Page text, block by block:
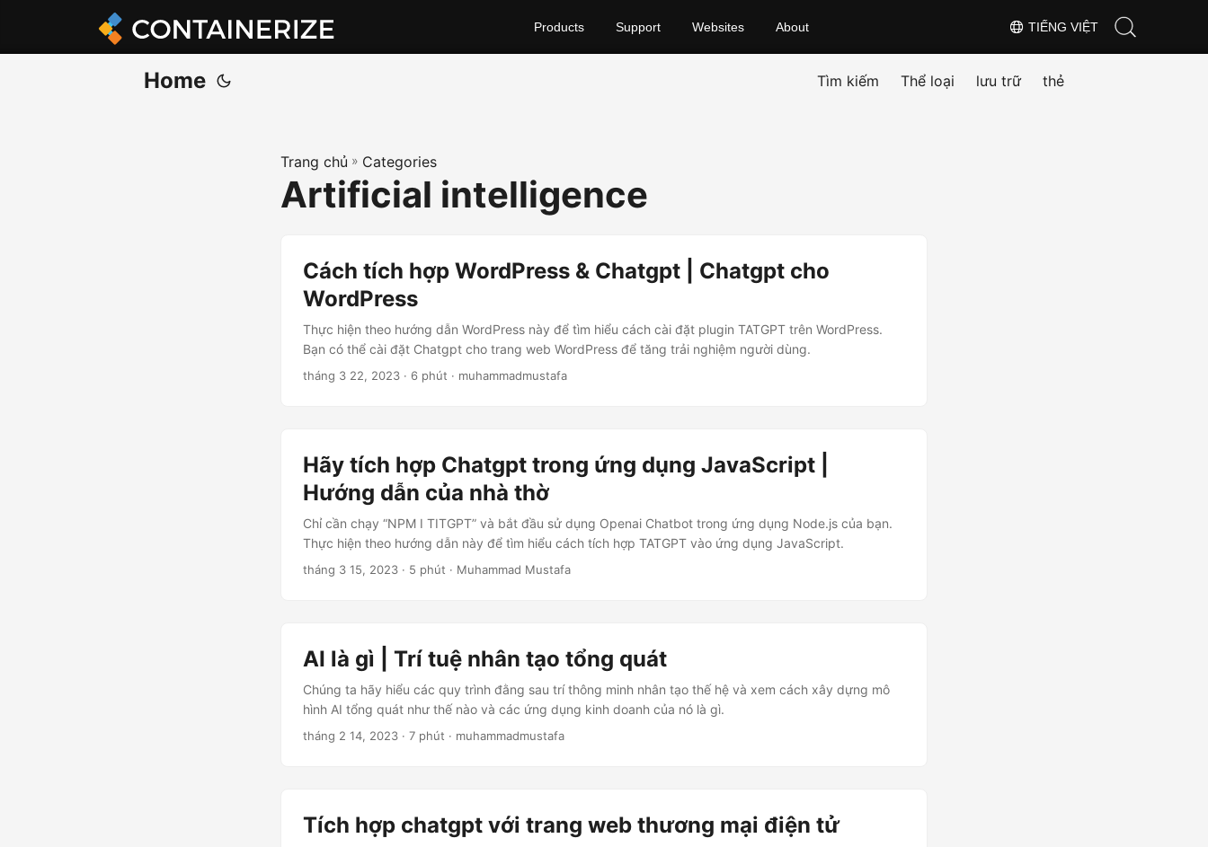
TIẾNG VIỆT
Products Support Websites About
Home Tìm kiếm Thể loại lưu trữ thẻ
Trang chủ » Categories
Artificial intelligence
Cách tích hợp WordPress & Chatgpt | Chatgpt cho
WordPress
Thực hiện theo hướng dẫn WordPress này để tìm hiểu cách cài đặt plugin TATGPT trên WordPress.
Bạn có thể cài đặt Chatgpt cho trang web WordPress để tăng trải nghiệm người dùng.
tháng 3 22, 2023 · 6 phút · muhammadmustafa
Hãy tích hợp Chatgpt trong ứng dụng JavaScript |
Hướng dẫn của nhà thờ
Chỉ cần chạy “NPM I TITGPT” và bắt đầu sử dụng Openai Chatbot trong ứng dụng Node.js của bạn.
Thực hiện theo hướng dẫn này để tìm hiểu cách tích hợp TATGPT vào ứng dụng JavaScript.
tháng 3 15, 2023 · 5 phút · Muhammad Mustafa
AI là gì | Trí tuệ nhân tạo tổng quát
Chúng ta hãy hiểu các quy trình đằng sau trí thông minh nhân tạo thế hệ và xem cách xây dựng mô
hình AI tổng quát như thế nào và các ứng dụng kinh doanh của nó là gì.
tháng 2 14, 2023 · 7 phút · muhammadmustafa
Tích hợp chatgpt với trang web thương mại điện tử